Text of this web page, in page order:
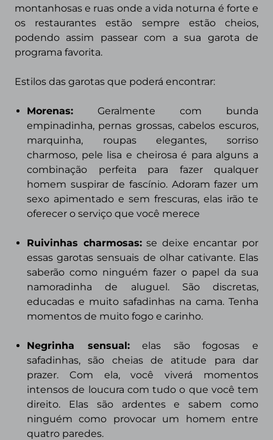
montanhosas e ruas onde a vida noturna é forte e
os restaurantes estão sempre estão cheios,
podendo assim passear com a sua garota de
programa favorita.
Estilos das garotas que poderá encontrar:
Morenas: Geralmente com bunda
empinadinha, pernas grossas, cabelos escuros,
marquinha, roupas elegantes, sorriso
charmoso, pele lisa e cheirosa é para alguns a
combinação perfeita para fazer qualquer
homem suspirar de fascínio. Adoram fazer um
sexo apimentado e sem frescuras, elas irão te
oferecer o serviço que você merece
Ruivinhas charmosas:se deixe encantar por
essas garotas sensuais de olhar cativante. Elas
saberão como ninguém fazer o papel da sua
namoradinha de aluguel. São discretas,
educadas e muito safadinhas na cama. Tenha
momentos de muito fogo e carinho.
Negrinha sensual:elas são fogosas e
safadinhas, são cheias de atitude para dar
prazer. Com ela, você viverá momentos
intensos de loucura com tudo o que você tem
direito. Elas são ardentes e sabem como
ninguém como provocar um homem entre
quatro paredes.